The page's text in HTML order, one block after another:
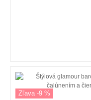
Zľava -9 %